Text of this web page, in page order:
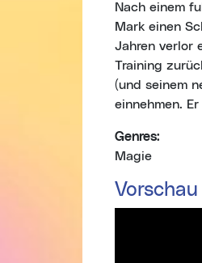
Nach einem
Mark einen
Jahren verlor
Training
(und seinem
einnehmen.
Genres:
Magie
Vorschau